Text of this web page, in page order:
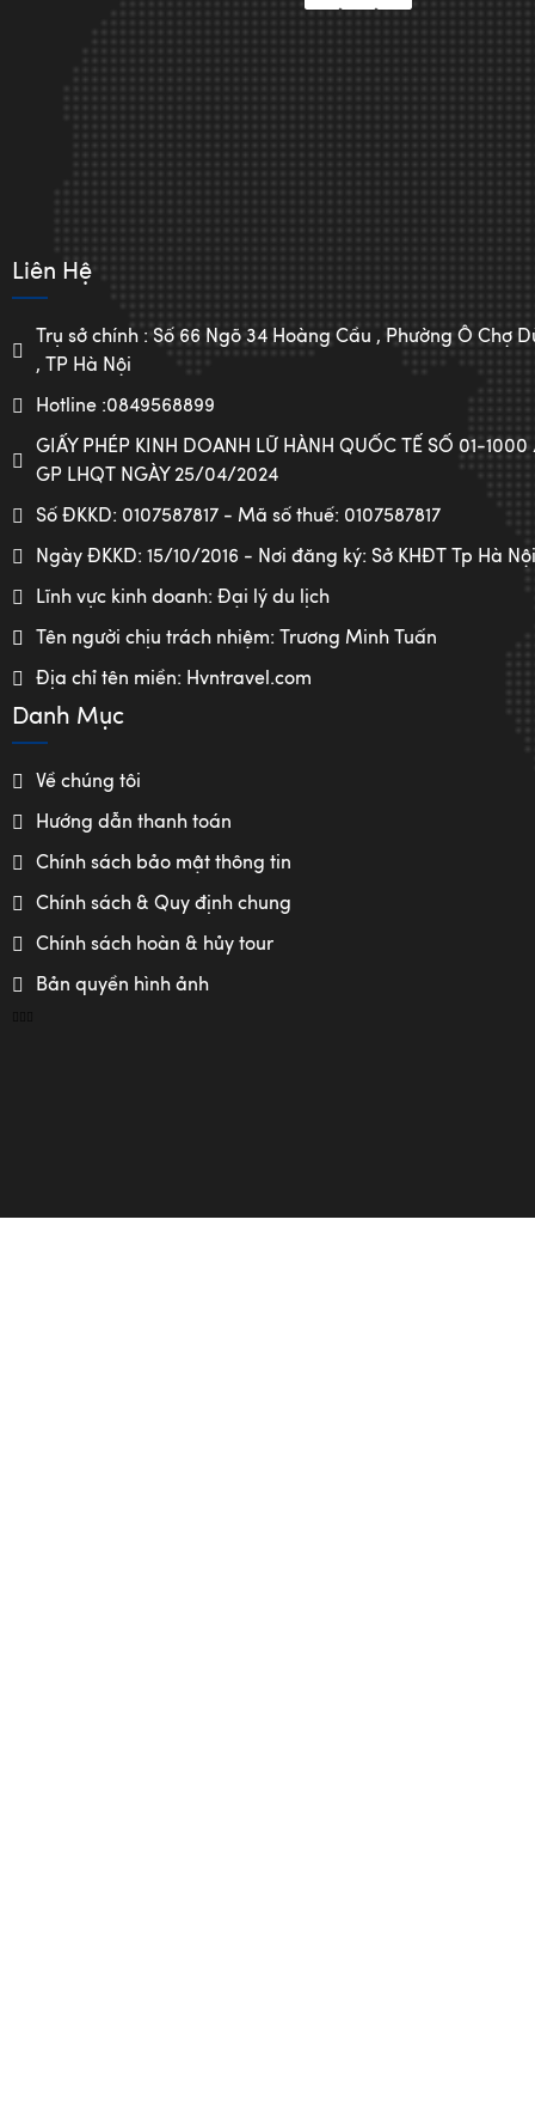
Liên Hệ
Trụ sở chính : Số 66 Ngõ 34 Hoàng Cầu , Phường Ô Chợ
, TP Hà Nội
Hotline :0849568899
GIẤY PHÉP KINH DOANH LỮ HÀNH QUỐC TẾ SỐ 01-
GP LHQT NGÀY 25/04/2024
Số ĐKKD: 0107587817 - Mã số thuế: 0107587817
Ngày ĐKKD: 15/10/2016 - Nơi đăng ký: Sở KHĐT Tp Hà Nội
Lĩnh vực kinh doanh: Đại lý du lịch
Tên người chịu trách nhiệm: Trương Minh Tuấn
Địa chỉ tên miền: Hvntravel.com
Danh Mục
Về chúng tôi
Hướng dẫn thanh toán
Chính sách bảo mật thông tin
Chính sách & Quy định chung
Chính sách hoàn & hủy tour
Bản quyền hình ảnh